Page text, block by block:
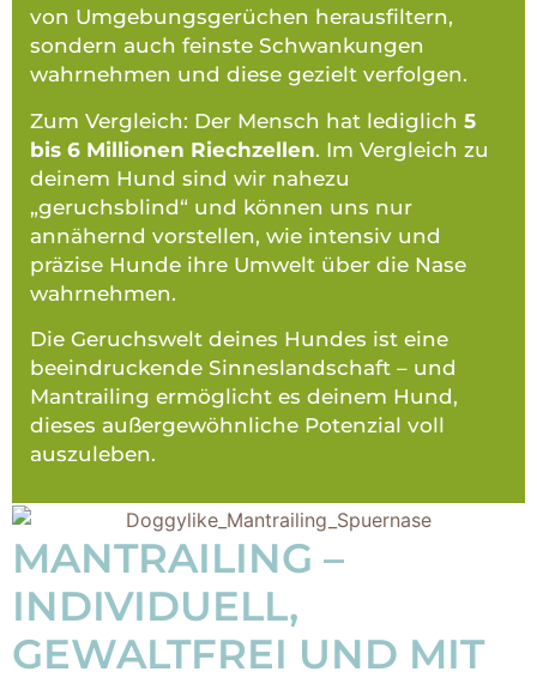
von Umgebungsgerüchen herausfiltern,
sondern auch feinste Schwankungen
wahrnehmen und diese gezielt verfolgen.
Zum Vergleich: Der Mensch hat lediglich 5
bis 6 Millionen Riechzellen. Im Vergleich zu
deinem Hund sind wir nahezu
„geruchsblind“ und können uns nur
annähernd vorstellen, wie intensiv und
präzise Hunde ihre Umwelt über die Nase
wahrnehmen.
Die Geruchswelt deines Hundes ist eine
beeindruckende Sinneslandschaft – und
Mantrailing ermöglicht es deinem Hund,
dieses außergewöhnliche Potenzial voll
auszuleben.
MANTRAILING –
INDIVIDUELL,
GEWALTFREI UND MIT